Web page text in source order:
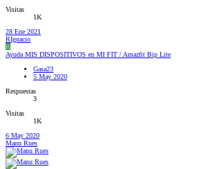
Visitas
1K
28 Ene 2021
RIgnacio
R
Ayuda MIS DISPOSITIVOS en MI FIT / Amazfit Bip Lite
Gasa23
5 May 2020
Respuestas
3
Visitas
1K
6 May 2020
Manu Rues